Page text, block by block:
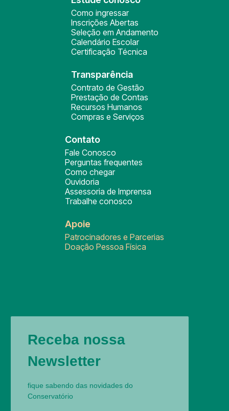
Como ingressar
Inscrições Abertas
Seleção em Andamento
Calendário Escolar
Certificação Técnica
Transparência
Contrato de Gestão
Prestação de Contas
Recursos Humanos
Compras e Serviços
Contato
Fale Conosco
Perguntas frequentes
Como chegar
Ouvidoria
Assessoria de Imprensa
Trabalhe conosco
Apoie
Patrocinadores e Parcerias
Doação Pessoa Física